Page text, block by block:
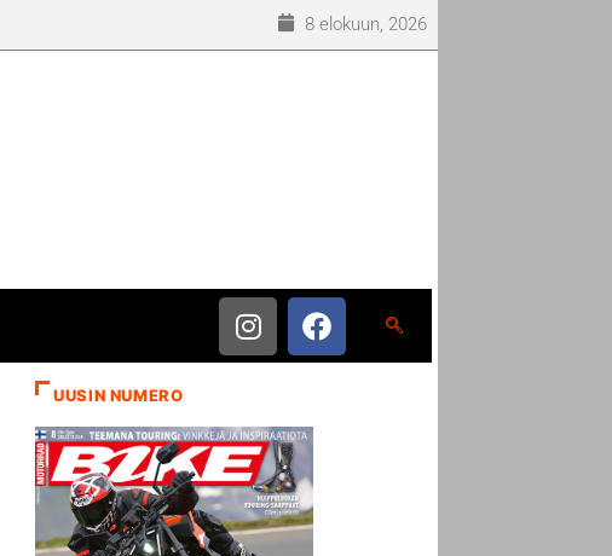
8 elokuun, 2026
UUSIN NUMERO